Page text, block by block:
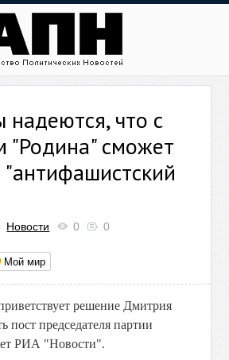
надеются, что с
"Родина" сможет
"антифашистский
Новости 0 0
Мой мир
решение Дмитрия
пост председателя партии
РИА "Новости".